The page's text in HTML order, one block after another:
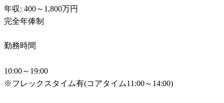
年収: 400～1,800万円
完全年俸制
勤務時間
10:00～19:00
※フレックスタイム有(コアタイム11:00～14:00)